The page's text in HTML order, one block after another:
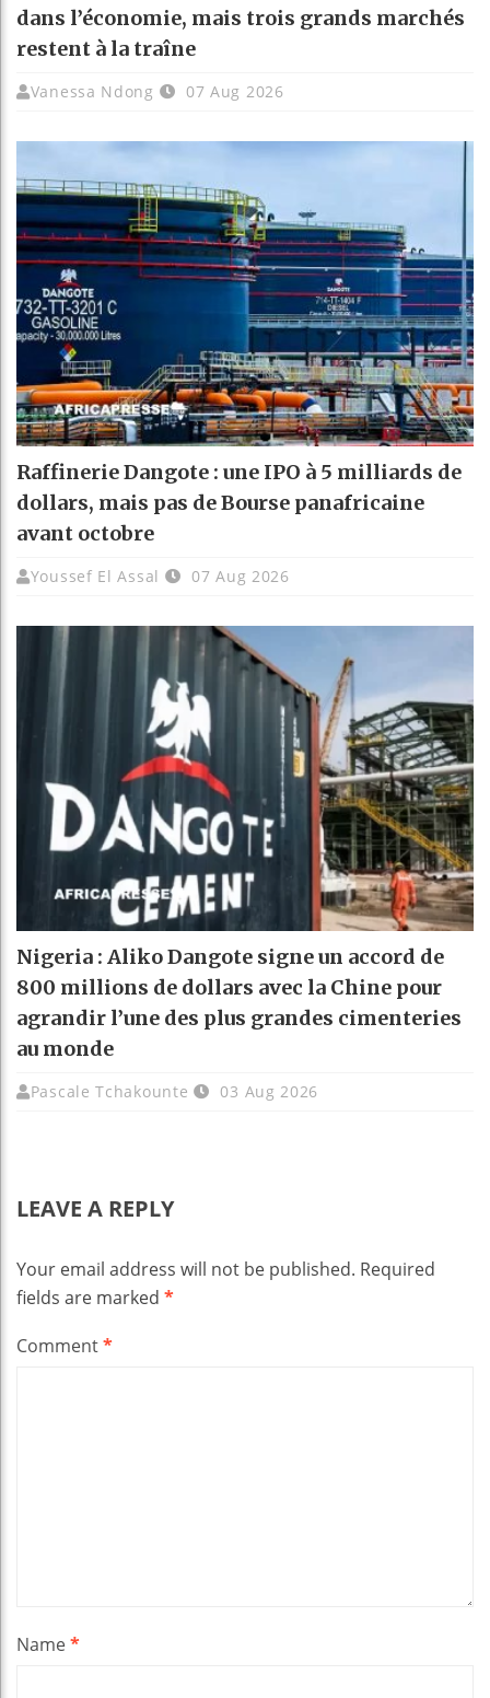
dans l’économie, mais trois grands marchés
restent à la traîne
Vanessa Ndong 07 Aug 2026
Raffinerie Dangote : une IPO à 5 milliards de
dollars, mais pas de Bourse panafricaine
avant octobre
Youssef El Assal 07 Aug 2026
Nigeria : Aliko Dangote signe un accord de
800 millions de dollars avec la Chine pour
agrandir l’une des plus grandes cimenteries
au monde
Pascale Tchakounte 03 Aug 2026
LEAVE A REPLY
Your email address will not be published. Required
fields are marked *
Comment*
Name*